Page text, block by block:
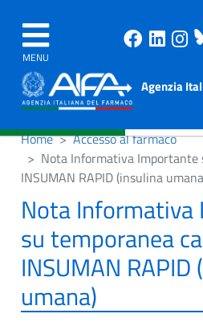
MENU
Agenzia
Home
Accesso al farmaco
Nota Informativa Importante
INSUMAN RAPID (insulina
Nota
su temporanea
INSUMAN
umana)